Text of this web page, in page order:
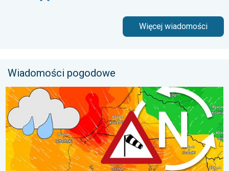
Więcej wiadomości
Wiadomości pogodowe
Sztorm, ochłodzenie, wysokie fale, cofka. Niż nad Bałtykiem.